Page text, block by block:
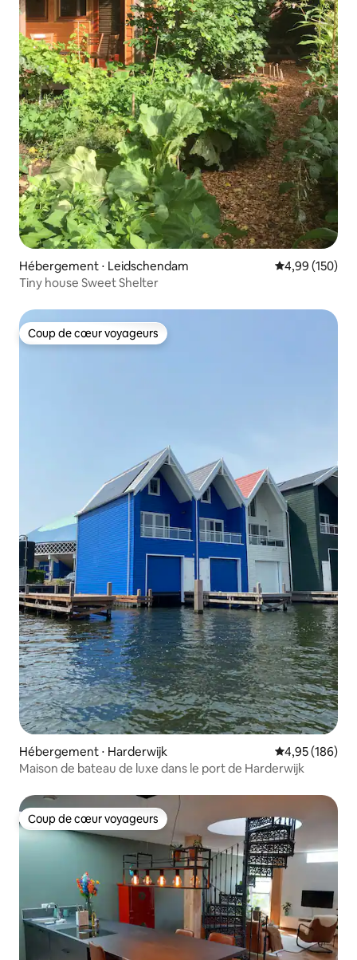
Hébergement ⋅ Leidschendam Évaluation
4,99 (150)
Tiny house Sweet Shelter
Coup de cœur voyageurs
Coup de cœur voyageurs
Hébergement ⋅ Harderwijk Évaluation
4,95 (186)
Maison de bateau de luxe dans le port de Harderwijk
Coup de cœur voyageurs
Coup de cœur voyageurs